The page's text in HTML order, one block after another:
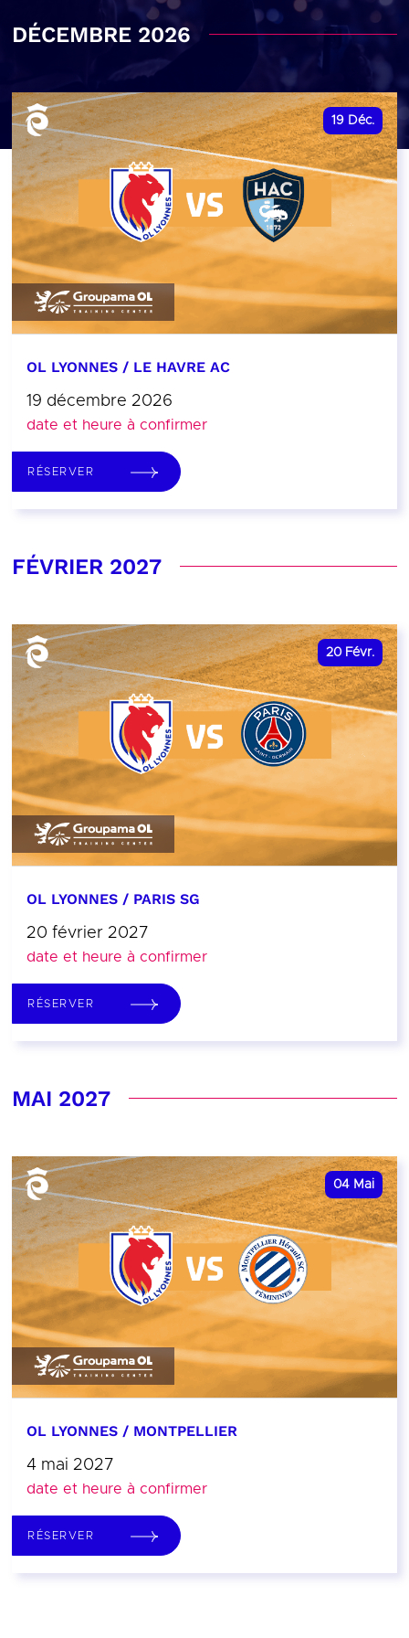
DÉCEMBRE 2026
19 Déc.
OL LYONNES / LE HAVRE AC
19 décembre 2026
date et heure à confirmer
RÉSERVER
FÉVRIER 2027
20 Févr.
OL LYONNES / PARIS SG
20 février 2027
date et heure à confirmer
RÉSERVER
MAI 2027
04 Mai
OL LYONNES / MONTPELLIER
4 mai 2027
date et heure à confirmer
RÉSERVER